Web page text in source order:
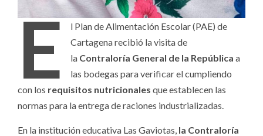
E
l Plan de Alimentación Escolar (PAE) de
Cartagena recibió la visita de
la Contraloría General de la Repúblicaa
las bodegas para verificar el cumpliendo
con los requisitos nutricionales que establecen las
normas para la entrega de raciones industrializadas.
En la institución educativa Las Gaviotas, la Contraloría